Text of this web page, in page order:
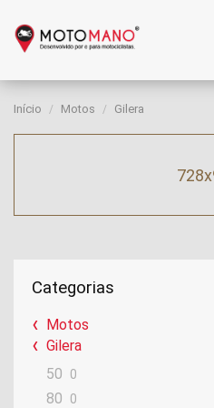
Início Motos Gilera
Categorias
Motos
Gilera
50
0
80 0